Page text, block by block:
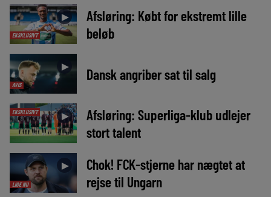
EKSKLUSIVT
►
Afsløring: Købt for ekstremt lille
beløb
AVIS
► Dansk angriber sat til salg
EKSKLUSIVT ►
Afsløring: Superliga-klub udlejer
stort talent
LIGE NU
►
Chok! FCK-stjerne har nægtet at
rejse til Ungarn